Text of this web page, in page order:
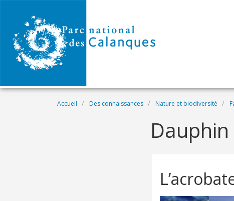
Fil d'Ariane
Accueil Des connaissances Nature et biodiversité